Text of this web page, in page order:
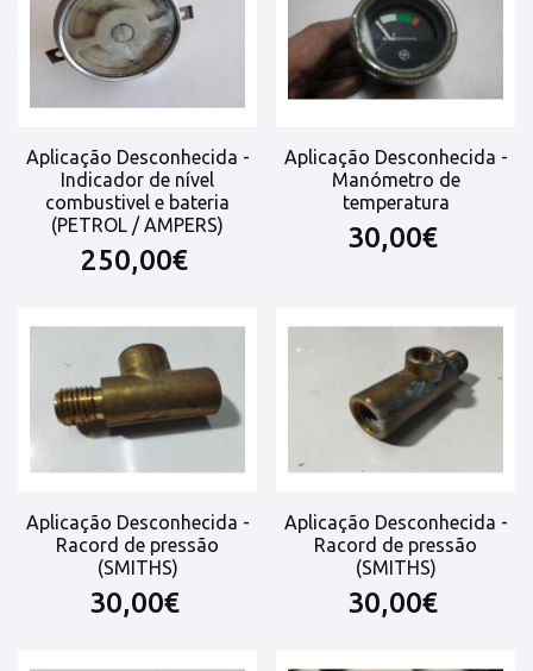
Aplicação Desconhecida -
Indicador de nível
combustivel e bateria
(PETROL / AMPERS)
250,00€
Aplicação Desconhecida -
Manómetro de
temperatura
30,00€
Aplicação Desconhecida -
Racord de pressão
(SMITHS)
30,00€
Aplicação Desconhecida -
Racord de pressão
(SMITHS)
30,00€